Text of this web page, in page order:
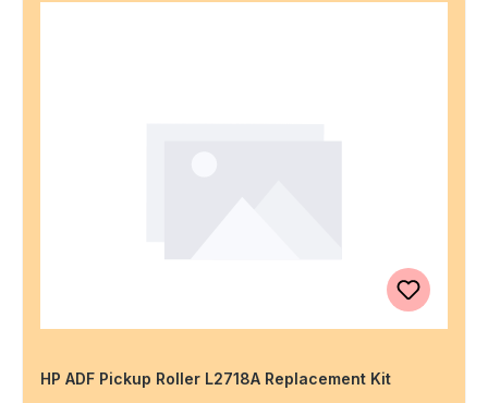
HP ADF Pickup Roller L2718A Replacement Kit